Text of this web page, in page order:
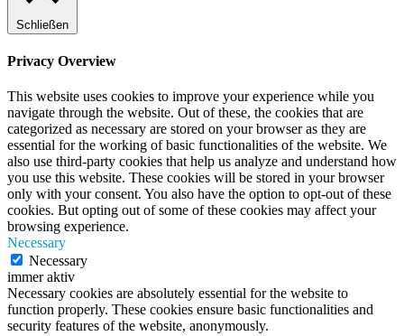
Schließen
Privacy Overview
This website uses cookies to improve your experience while you
navigate through the website. Out of these, the cookies that are
categorized as necessary are stored on your browser as they are
essential for the working of basic functionalities of the website. We
also use third-party cookies that help us analyze and understand how
you use this website. These cookies will be stored in your browser
only with your consent. You also have the option to opt-out of these
cookies. But opting out of some of these cookies may affect your
browsing experience.
Necessary
Necessary
immer aktiv
Necessary cookies are absolutely essential for the website to
function properly. These cookies ensure basic functionalities and
security features of the website, anonymously.